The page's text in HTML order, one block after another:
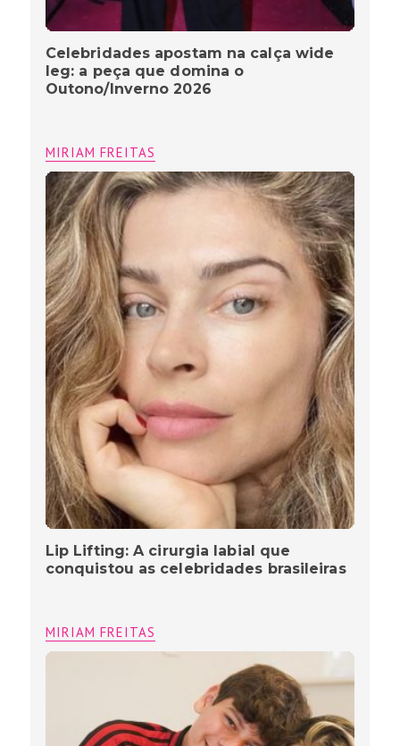
Celebridades apostam na calça wide
leg: a peça que domina o
Outono/Inverno 2026
MIRIAM FREITAS
Lip Lifting: A cirurgia labial que
conquistou as celebridades brasileiras
MIRIAM FREITAS